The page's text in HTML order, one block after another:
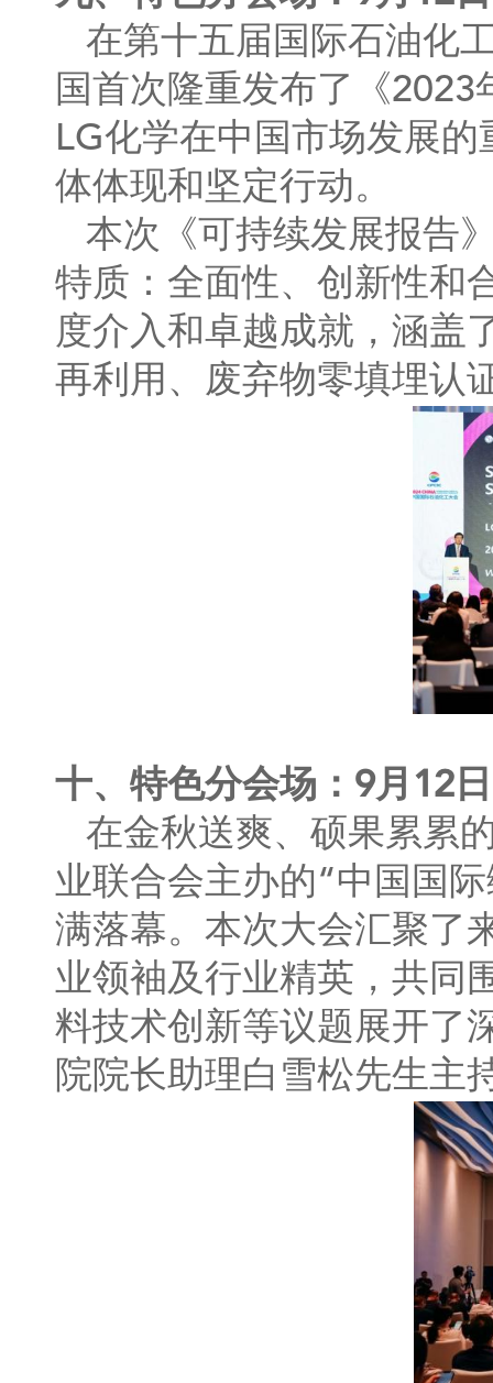
在第十五届国际石油化
国首次隆重发布了《
LG化学在中国市场发展
体体现和坚定行动。
本次《可持续发展报告
特质：全面性、创新性和
度介入和卓越成就，涵盖
再利用、废弃物零填埋认
十、特色分会场：9月12
在金秋送爽、硕果累累
业联合会主办的“中国国
满落幕。本次大会汇聚了
业领袖及行业精英，共同
料技术创新等议题展开了
院院长助理白雪松先生主